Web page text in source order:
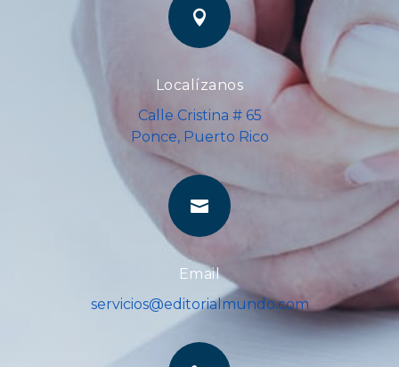

Localízanos
Calle Cristina # 65
Ponce, Puerto Rico

Email
servicios@editorialmundo.com